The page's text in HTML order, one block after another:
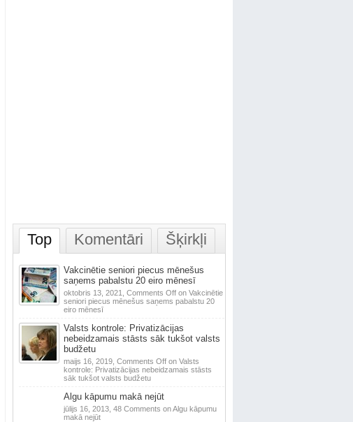
Top Komentāri Šķirkļi
Vakcinētie seniori piecus mēnešus
saņems pabalstu 20 eiro mēnesī
oktobris 13, 2021, Comments Offon Vakcinētie
seniori piecus mēnešus saņems pabalstu 20
eiro mēnesī
Valsts kontrole: Privatizācijas
nebeidzamais stāsts sāk tukšot valsts
budžetu
maijs 16, 2019, Comments Offon Valsts
kontrole: Privatizācijas nebeidzamais stāsts
sāk tukšot valsts budžetu
Algu kāpumu makā nejūt
jūlijs 16, 2013, 48 Comments on Algu kāpumu
makā nejūt